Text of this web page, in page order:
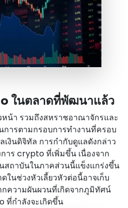
ในตลาดที่พัฒนาแล้ว
หน้า รวมถึงสหราชอาณาจักรและ
การตามกรอบการทํางานที่ครอบ
งินดิจิทัล การกํากับดูแลดังกล่าว
าร crypto ที่เพิ่มขึ้น เนื่องจาก
สถาบันในภาคส่วนนี้แข็งแกร่งขึ้น
ในช่วงหัวเลี้ยวหัวต่อนี้อาจเก็บ
กความผันผวนที่เกิดจากภูมิทัศน์
ที่กําลังจะเกิดขึ้น